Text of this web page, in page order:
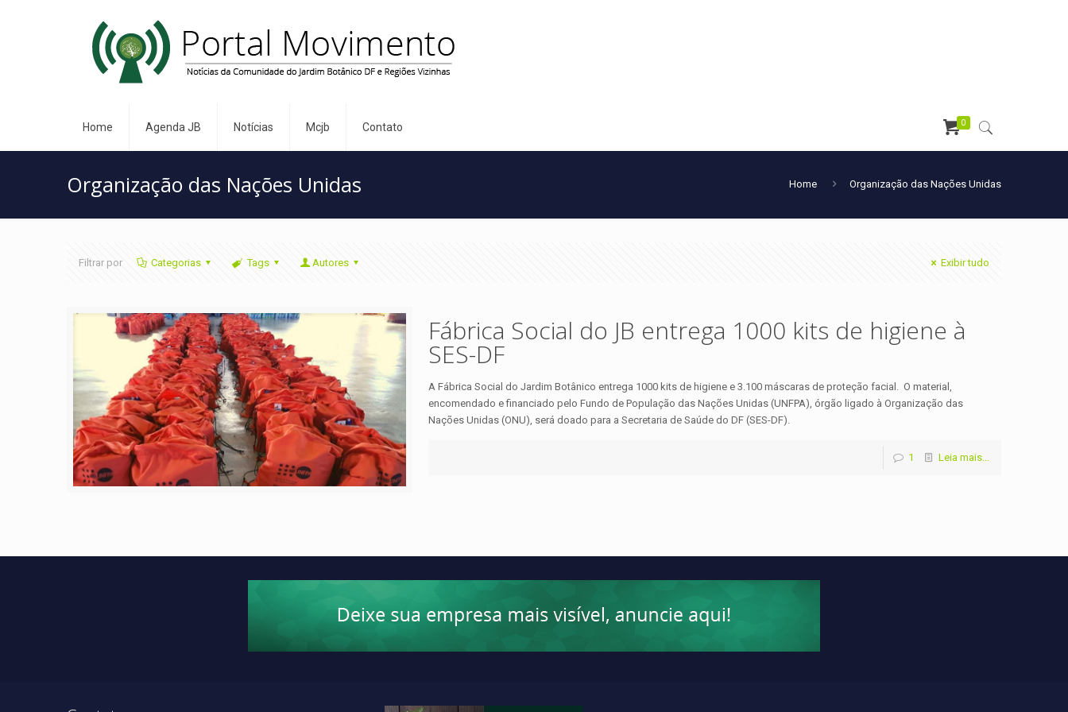
Home Agenda JB Notícias Mcjb Contato 0
Organização das Nações Unidas Home Organização das Nações Unidas
Filtrar por Categorias Tags Autores Exibir tudo
Fábrica Social do JB entrega 1000 kits de higiene à
SES-DF
A Fábrica Social do Jardim Botânico entrega 1000 kits de higiene e 3.100 máscaras de proteção facial. O material,
encomendado e financiado pelo Fundo de População das Nações Unidas (UNFPA), órgão ligado à Organização das
Nações Unidas (ONU), será doado para a Secretaria de Saúde do DF (SES-DF).
1 Leia mais...